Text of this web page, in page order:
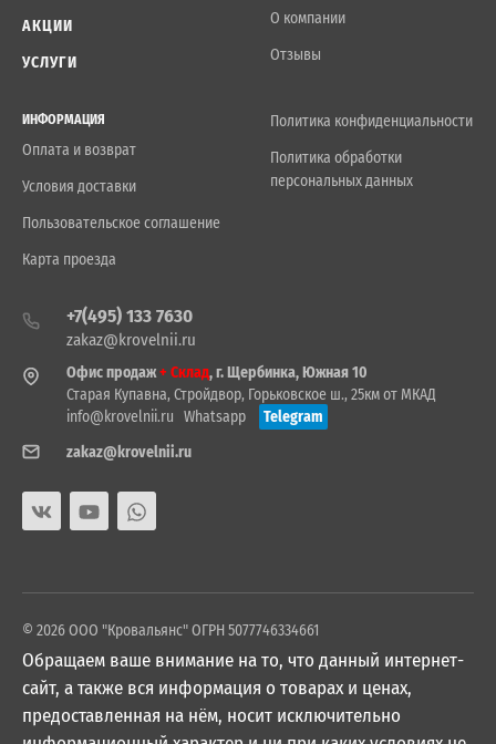
АКЦИИ
УСЛУГИ
О компании
Отзывы
ИНФОРМАЦИЯ
Оплата и возврат
Условия доставки
Пользовательское соглашение
Карта проезда
Политика конфиденциальности
Политика обработки
персональных данных
+7(495) 133 7630
zakaz@krovelnii.ru
Офис продаж+ Склад, г. Щербинка, Южная 10
Старая Купавна, Стройдвор, Горьковское ш., 25км от МКАД
info@krovelnii.ru Whatsapp
Telegram
zakaz@krovelnii.ru
© 2026 ООО "Кровальянс" ОГРН 5077746334661
Обращаем ваше внимание на то, что данный интернет-
сайт, а также вся информация о товарах и ценах,
предоставленная на нём, носит исключительно